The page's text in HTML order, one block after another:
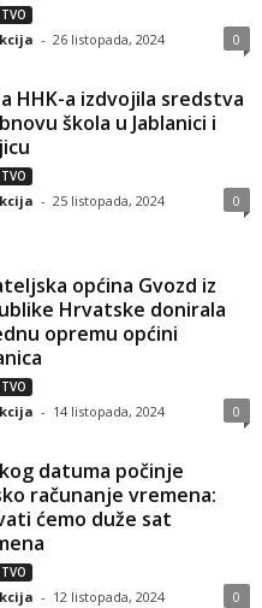
- 26 listopada, 2024 0
HHK-a izdvojila sredstva
škola u Jablanici i
- 25 listopada, 2024 0
općina Gvozd iz
Hrvatske donirala
opremu općini
- 14 listopada, 2024 0
datuma počinje
računanje vremena:
ćemo duže sat
- 12 listopada, 2024 0